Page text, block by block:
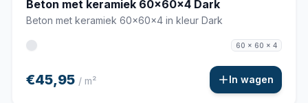
Beton met keramiek 60x60x4 Dark
Beton met keramiek 60x60x4 in kleur Dark
60 x 60 x 4
€45,95 / m² In wagen